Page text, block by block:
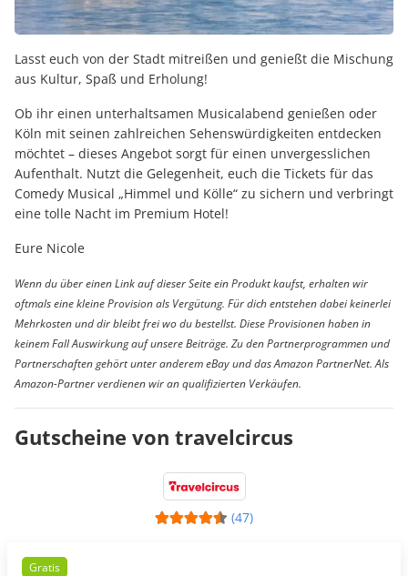
Lasst euch von der Stadt mitreißen und genießt die Mischung
aus Kultur, Spaß und Erholung!
Ob ihr einen unterhaltsamen Musicalabend genießen oder
Köln mit seinen zahlreichen Sehenswürdigkeiten entdecken
möchtet – dieses Angebot sorgt für einen unvergesslichen
Aufenthalt. Nutzt die Gelegenheit, euch die Tickets für das
Comedy Musical „Himmel und Kölle“ zu sichern und verbringt
eine tolle Nacht im Premium Hotel!
Eure Nicole
Wenn du über einen Link auf dieser Seite ein Produkt kaufst, erhalten wir
oftmals eine kleine Provision als Vergütung. Für dich entstehen dabei keinerlei
Mehrkosten und dir bleibt frei wo du bestellst. Diese Provisionen haben in
keinem Fall Auswirkung auf unsere Beiträge. Zu den Partnerprogrammen und
Partnerschaften gehört unter anderem eBay und das Amazon PartnerNet. Als
Amazon-Partner verdienen wir an qualifizierten Verkäufen.
Gutscheine von travelcircus
(47)
Gratis